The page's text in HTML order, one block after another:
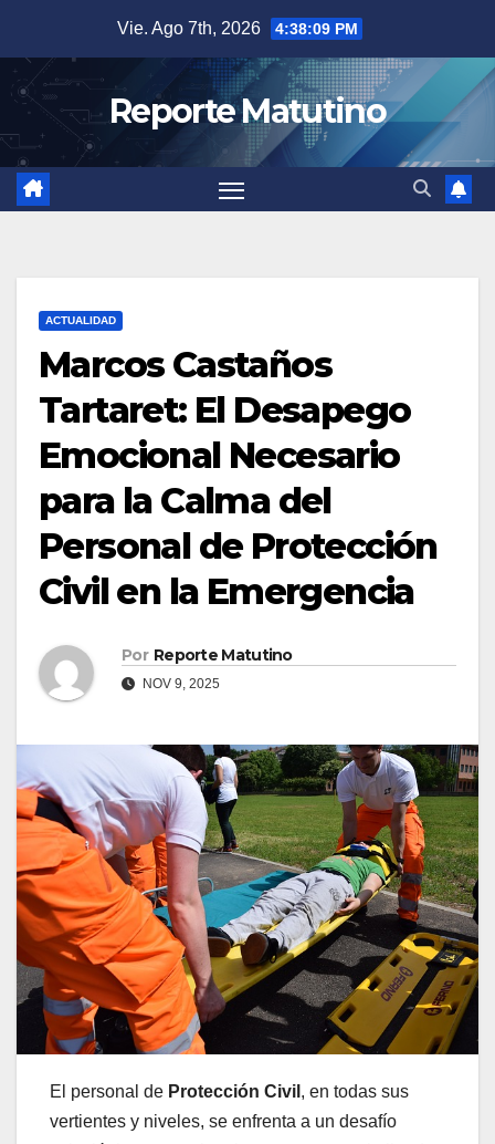
contenido
Vie. Ago 7th, 2026 4:38:10 PM
Reporte Matutino
ACTUALIDAD
Marcos Castaños
Tartaret: El Desapego
Emocional Necesario
para la Calma del
Personal de Protección
Civil en la Emergencia
Por Reporte Matutino
NOV 9, 2025
El personal de Protección Civil , en todas sus
vertientes y niveles, se enfrenta a un desafío